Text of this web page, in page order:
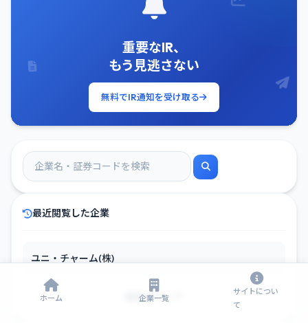
重要なIR、
もう見逃さない
無料でIR通知を受け取る
最近閲覧した企業
ユニ・チャーム(株)
履歴をクリア
ホーム 企業一覧
サイトについ
て